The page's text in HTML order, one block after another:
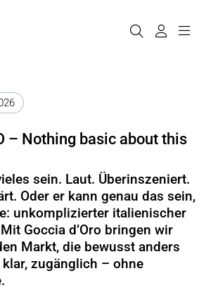
– Nothing basic about this
sein. Laut. Überinszeniert.
Oder er kann genau das sein,
unkomplizierter italienischer
Goccia d’Oro bringen wir
Markt, die bewusst anders
zugänglich – ohne